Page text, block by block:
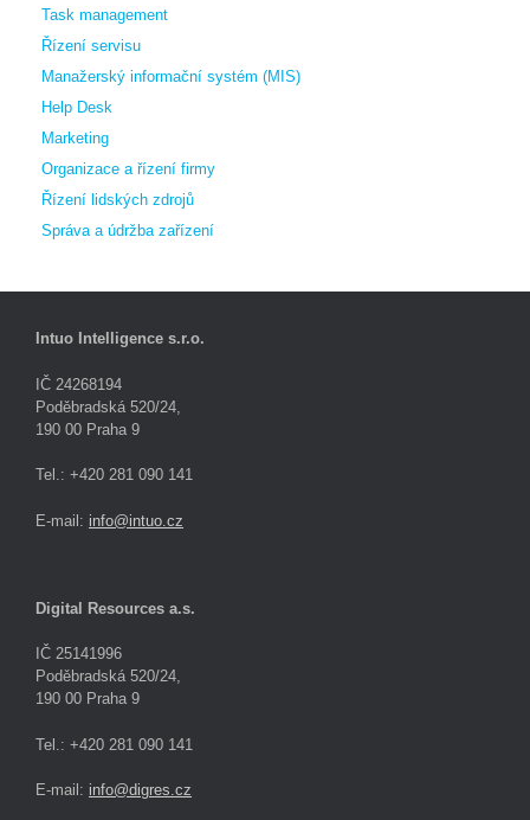
Task management
Řízení servisu
Manažerský informační systém (MIS)
Help Desk
Marketing
Organizace a řízení firmy
Řízení lidských zdrojů
Správa a údržba zařízení
Intuo Intelligence s.r.o.
IČ 24268194
Poděbradská 520/24,
190 00 Praha 9
Tel.: +420 281 090 141
E-mail: info@intuo.cz
Digital Resources a.s.
IČ 25141996
Poděbradská 520/24,
190 00 Praha 9
Tel.: +420 281 090 141
E-mail: info@digres.cz